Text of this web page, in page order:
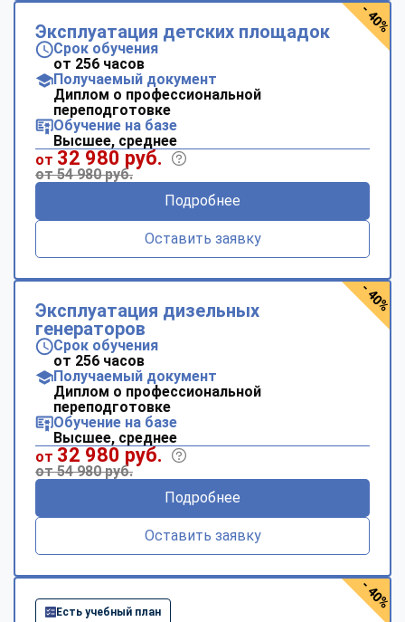
Эксплуатация детских площадок
Срок обучения
от 256 часов
Получаемый документ
Диплом о профессиональной
переподготовке
Обучение на базе
Высшее, среднее
от 32 980 руб.
от 54 980 руб.
Подробнее
Оставить заявку
- 40%
Эксплуатация дизельных
генераторов
Срок обучения
от 256 часов
Получаемый документ
Диплом о профессиональной
переподготовке
Обучение на базе
Высшее, среднее
от 32 980 руб.
от 54 980 руб.
Подробнее
Оставить заявку
- 40%
Есть учебный план
- 40%